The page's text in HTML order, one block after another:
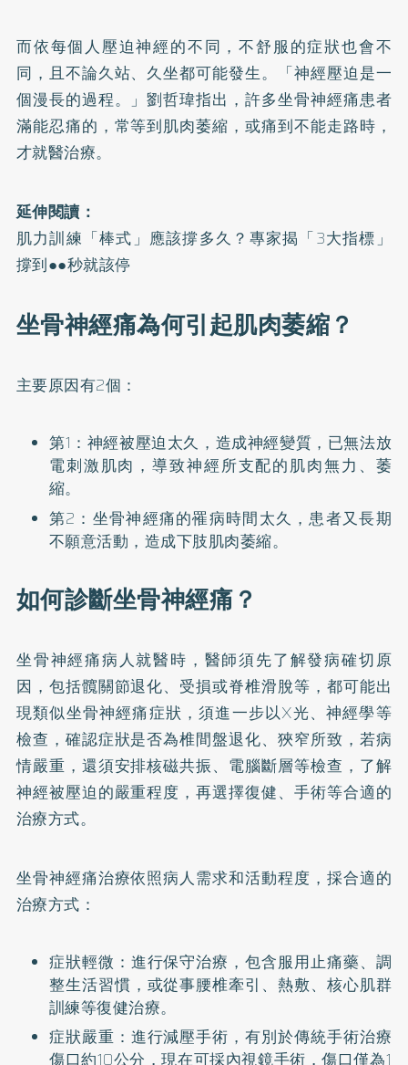
而依每個人壓迫神經的不同，不舒服的症狀也會不
同，且不論久站、久坐都可能發生。「神經壓迫是一
個漫長的過程。」劉哲瑋指出，許多坐骨神經痛患者
滿能忍痛的，常等到肌肉萎縮，或痛到不能走路時，
才就醫治療。
延伸閱讀：
肌力訓練「棒式」應該撐多久？專家揭「3大指標」
撐到●●秒就該停
坐骨神經痛為何引起肌肉萎縮？
主要原因有2個：
第1：神經被壓迫太久，造成神經變質，已無法放
電刺激肌肉，導致神經所支配的肌肉無力、萎
縮。
第2：坐骨神經痛的罹病時間太久，患者又長期
不願意活動，造成下肢肌肉萎縮。
如何診斷坐骨神經痛？
坐骨神經痛病人就醫時，醫師須先了解發病確切原
因，包括髖關節退化、受損或脊椎滑脫等，都可能出
現類似坐骨神經痛症狀，須進一步以X光、神經學等
檢查，確認症狀是否為椎間盤退化、狹窄所致，若病
情嚴重，還須安排核磁共振、電腦斷層等檢查，了解
神經被壓迫的嚴重程度，再選擇復健、手術等合適的
治療方式。
坐骨神經痛治療依照病人需求和活動程度，採合適的
治療方式：
症狀輕微：進行保守治療，包含服用止痛藥、調
整生活習慣，或從事腰椎牽引、熱敷、核心肌群
訓練等復健治療。
症狀嚴重：進行減壓手術，有別於傳統手術治療
傷口約10公分，現在可採內視鏡手術，傷口僅為1